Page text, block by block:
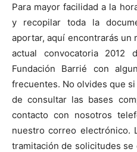
Para mayor facilidad a la
y recopilar toda la
aportar, aquí encontrarás un
actual convocatoria 2012
Fundación Barrié con
frecuentes. No olvides que
de consultar las bases
contacto con nosotros
nuestro correo electrónico.
tramitación de solicitudes se